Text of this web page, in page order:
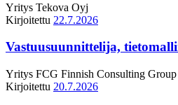
Yritys Tekova Oyj
Kirjoitettu 22.7.2026
Vastuusuunnittelija,
Yritys FCG Finnish Consulting
Kirjoitettu 20.7.2026